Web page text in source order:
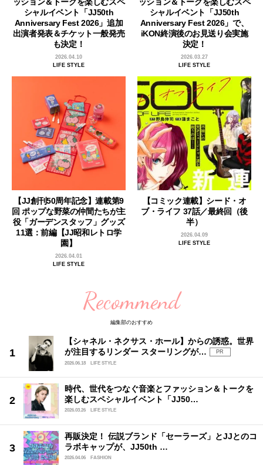
ッション＆トークを楽しむスペ
シャルイベント「JJ50th
Anniversary Fest 2026」追加
出演者発表＆チケット一般発売
も決定！
2026.04.10
LIFE STYLE
ッション＆トークを楽しむスペ
シャルイベント「JJ50th
Anniversary Fest 2026」で、
iKON終演後のお見送り会実施
決定！
2026.03.27
LIFE STYLE
【JJ創刊50周年記念】連載第9
回 ポップな野菜の仲間たちが主
役「ガーデンスタッフ」グッズ
11選：前編【JJ昭和レトロ学
園】
2026.04.01
LIFE STYLE
【コミック連載】シード・オ
ブ・ライフ 37話／最終回（後
半）
2026.04.09
LIFE STYLE
Recommend
編集部のおすすめ
【シャネル・ネクサス・ホール】からの誘惑。世界
が注目するリンダー スターリングが…
PR
2026.06.18
LIFE STYLE
時代、世代をつなぐ音楽とファッション＆トークを
楽しむスペシャルイベント「JJ50…
2026.03.26 LIFE STYLE
再販決定！ 伝説ブランド「セーラーズ」とJJとのコ
ラボキャップが、JJ50th …
2026.04.06 FASHION